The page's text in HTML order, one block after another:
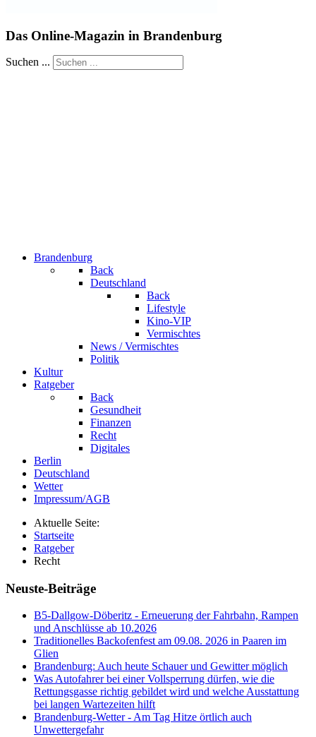
Das Online-Magazin in Brandenburg
Suchen ...
Brandenburg
Back
Deutschland
Back
Lifestyle
Kino-VIP
Vermischtes
News / Vermischtes
Politik
Kultur
Ratgeber
Back
Gesundheit
Finanzen
Recht
Digitales
Berlin
Deutschland
Wetter
Impressum/AGB
Aktuelle Seite:
Startseite
Ratgeber
Recht
Neuste-Beiträge
B5-Dallgow-Döberitz - Erneuerung der Fahrbahn, Rampen
und Anschlüsse ab 10.2026
Traditionelles Backofenfest am 09.08. 2026 in Paaren im
Glien
Brandenburg: Auch heute Schauer und Gewitter möglich
Was Autofahrer bei einer Vollsperrung dürfen, wie die
Rettungsgasse richtig gebildet wird und welche Ausstattung
bei langen Wartezeiten hilft
Brandenburg-Wetter - Am Tag Hitze örtlich auch
Unwettergefahr